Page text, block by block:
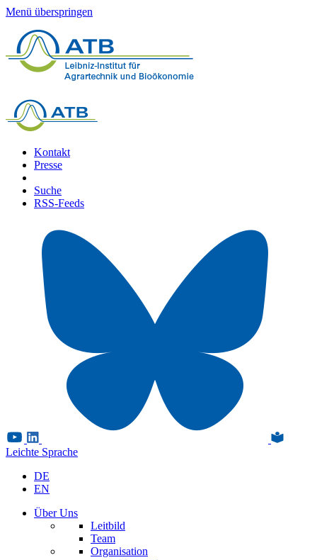
Menü überspringen
Kontakt
Presse
Suche
RSS-Feeds
Leichte Sprache
DE
EN
Über Uns
Leitbild
Team
Organisation